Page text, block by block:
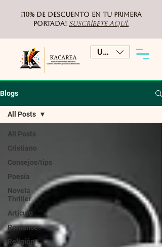
¡10% de DESCUENTO en tu primera
portada! Suscríbete aquí.
USD ($)
Blogs
All Posts
Cristiano
Consejos/tips
Poesía
Novela
Thriller
Artículo
Romance
Religión
All Posts